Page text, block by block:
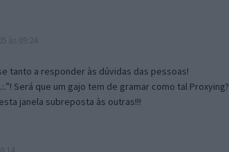
tanto a responder às dúvidas das pessoas!
Será que um gajo tem de gramar como tal Proxying?
janela subreposta às outras!!!